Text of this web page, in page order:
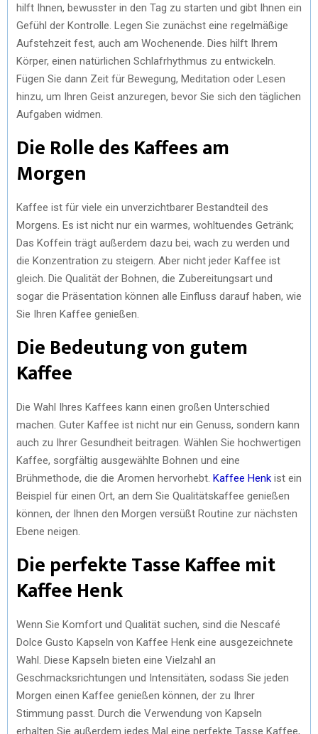
hilft Ihnen, bewusster in den Tag zu starten und gibt Ihnen ein
Gefühl der Kontrolle. Legen Sie zunächst eine regelmäßige
Aufstehzeit fest, auch am Wochenende. Dies hilft Ihrem
Körper, einen natürlichen Schlafrhythmus zu entwickeln.
Fügen Sie dann Zeit für Bewegung, Meditation oder Lesen
hinzu, um Ihren Geist anzuregen, bevor Sie sich den täglichen
Aufgaben widmen.
Die Rolle des Kaffees am
Morgen
Kaffee ist für viele ein unverzichtbarer Bestandteil des
Morgens. Es ist nicht nur ein warmes, wohltuendes Getränk;
Das Koffein trägt außerdem dazu bei, wach zu werden und
die Konzentration zu steigern. Aber nicht jeder Kaffee ist
gleich. Die Qualität der Bohnen, die Zubereitungsart und
sogar die Präsentation können alle Einfluss darauf haben, wie
Sie Ihren Kaffee genießen.
Die Bedeutung von gutem
Kaffee
Die Wahl Ihres Kaffees kann einen großen Unterschied
machen. Guter Kaffee ist nicht nur ein Genuss, sondern kann
auch zu Ihrer Gesundheit beitragen. Wählen Sie hochwertigen
Kaffee, sorgfältig ausgewählte Bohnen und eine
Brühmethode, die die Aromen hervorhebt. Kaffee Henk ist ein
Beispiel für einen Ort, an dem Sie Qualitätskaffee genießen
können, der Ihnen den Morgen versüßt Routine zur nächsten
Ebene neigen.
Die perfekte Tasse Kaffee mit
Kaffee Henk
Wenn Sie Komfort und Qualität suchen, sind die Nescafé
Dolce Gusto Kapseln von Kaffee Henk eine ausgezeichnete
Wahl. Diese Kapseln bieten eine Vielzahl an
Geschmacksrichtungen und Intensitäten, sodass Sie jeden
Morgen einen Kaffee genießen können, der zu Ihrer
Stimmung passt. Durch die Verwendung von Kapseln
erhalten Sie außerdem jedes Mal eine perfekte Tasse Kaffee,